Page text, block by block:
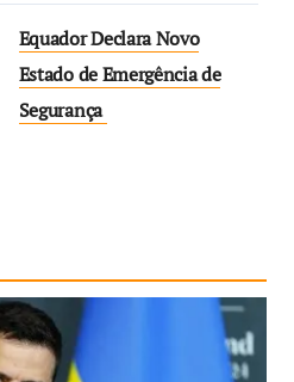
Equador Declara Novo
Estado de Emergência de
Segurança